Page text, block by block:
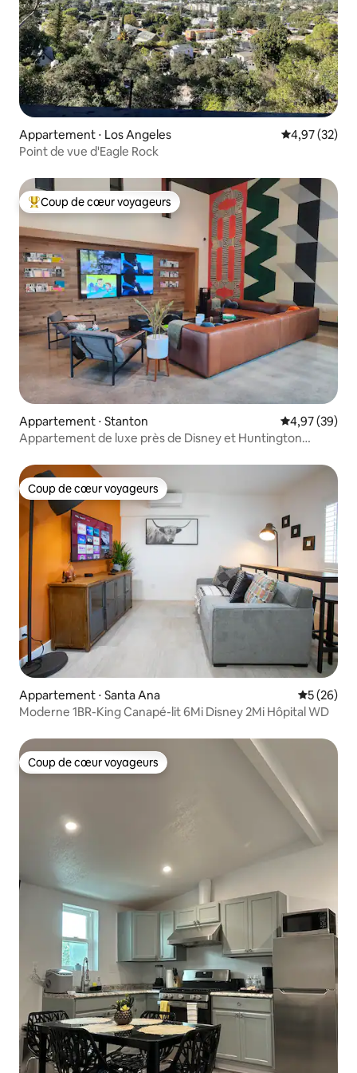
Appartement ⋅ Los Angeles Évaluation
4,97 (32)
Point de vue d'Eagle Rock
Coups de cœur voyageurs les plus appréciés
Coup de cœur voyageurs
Appartement ⋅ Stanton Évaluation
4,97 (39)
Appartement de luxe près de Disney et Huntington
Coup de cœur voyageurs
Coup de cœur voyageurs
Appartement ⋅ Santa Ana
5 (26)
Moderne 1BR-King Canapé-lit 6Mi Disney 2Mi Hôpital WD
Coup de cœur voyageurs
Coup de cœur voyageurs